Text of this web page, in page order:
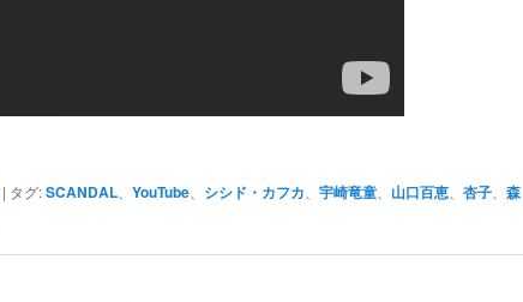
| タグ:SCANDAL、 YouTube、 シシド・カフカ、 宇崎竜童、 山口百恵、 杏子、 森